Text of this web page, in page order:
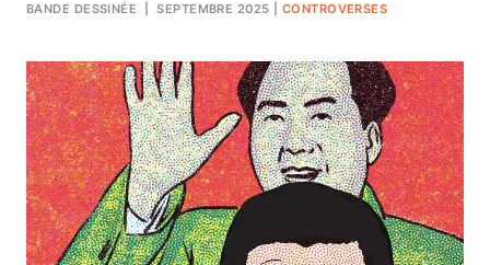
BANDE DESSINÉE | SEPTEMBRE 2025 CONTROVERSES